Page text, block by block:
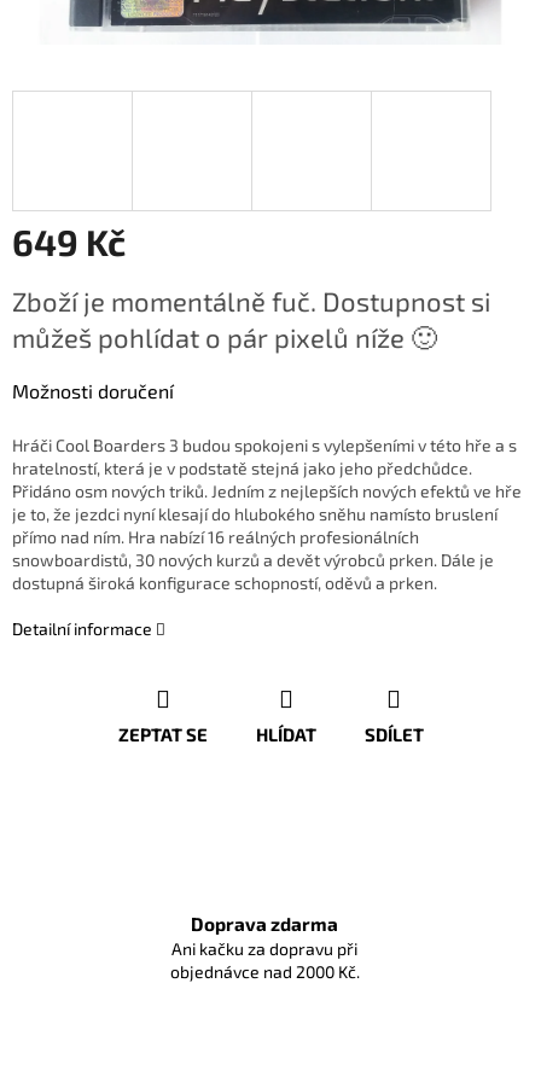
649 Kč
cena:
Zboží je momentálně fuč. Dostupnost si
můžeš pohlídat o pár pixelů níže 🙂
Možnosti doručení
Hráči Cool Boarders 3 budou spokojeni s vylepšeními v této hře a s
hratelností, která je v podstatě stejná jako jeho předchůdce.
Přidáno osm nových triků. Jedním z nejlepších nových efektů ve hře
je to, že jezdci nyní klesají do hlubokého sněhu namísto bruslení
přímo nad ním. Hra nabízí 16 reálných profesionálních
snowboardistů, 30 nových kurzů a devět výrobců prken. Dále je
dostupná široká konfigurace schopností, oděvů a prken.
Detailní informace
ZEPTAT SE HLÍDAT SDÍLET
Doprava zdarma
Ani kačku za dopravu při
objednávce nad 2000 Kč.